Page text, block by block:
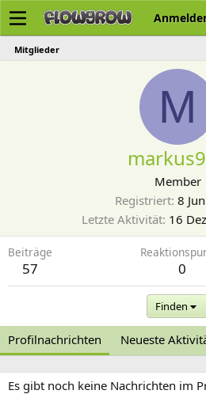
Mitglieder
M
Member
Registriert 8
Letzte Aktivität 16
Beiträge
57 0
Finden
Profilnachrichten Neueste
Es gibt noch keine Nachrichten im